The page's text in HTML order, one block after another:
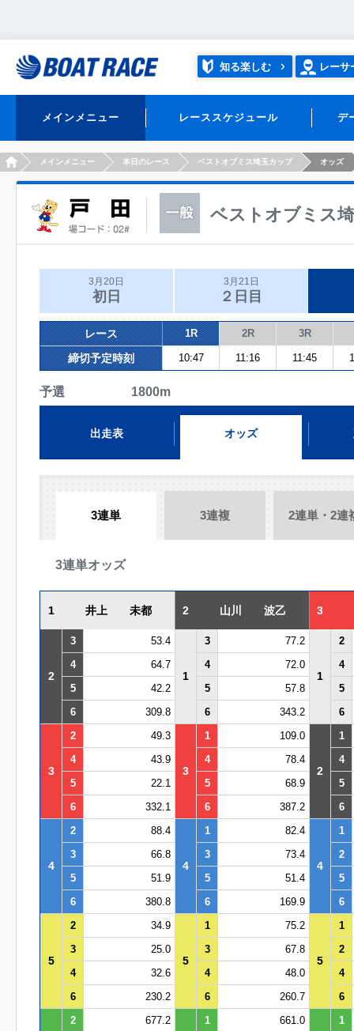
知る楽しむ レーサ
メインメニュー レーススケジュール デ
HOMEメインメニュー 本日のレース ベストオブミス埼玉カップ オッズ
ベストオブミス
3月20日
初日
3月21日
２日目
レース 1R 2R 3R
締切予定時刻 10:47 11:16 11:45
予選 1800m
出走表 オッズ
3連単 3連複 2連単・2連
3連単オッズ
1 井上 未都 2 山川 波乙 3
2
3 53.4
1
3 77.2
1
2
4
64.7 4 72.0
4
5
42.2 5 57.8
5
6
309.8 6 343.2 6
3
2 49.3
3
1 109.0
2
1
4
43.9 4 78.4
4
5
22.1 5 68.9
5
6
332.1 6 387.2 6
4
2 88.4
4
1 82.4
4
1
3
66.8 3 73.4
2
5
51.9 5 51.4
5
6
380.8 6 169.9 6
5
2 34.9
5
1 75.2
5
1
3
25.0 3 67.8
2
4
32.6 4 48.0
4
6
230.2 6 260.7 6
2 677.2 1 661.0
1